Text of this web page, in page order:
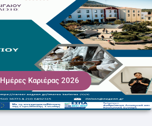
Ημέρες Καριέρας 2026